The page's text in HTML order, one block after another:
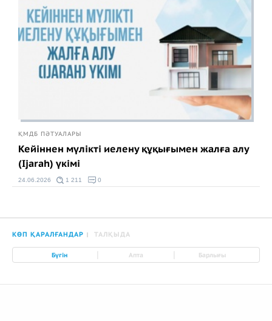
ҚМДБ ПӘТУАЛАРЫ
Кейіннен мүлікті иелену құқығымен жалға алу
(Ijarah) үкімі
24.06.2026 1 211 0
КӨП ҚАРАЛҒАНДАР ТАЛҚЫДА
Бүгін Апта Барлығы